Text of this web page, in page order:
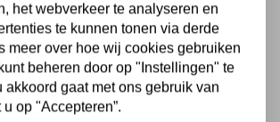
advies
het webverkeer te analyseren en
te kunnen tonen via derde
meer over hoe wij cookies gebruiken
beheren door op "Instellingen" te
akkoord gaat met ons gebruik van
op "Accepteren”.